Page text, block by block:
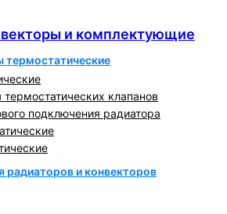
и комплектующие
термостатические
клапанов
подключения радиатора
и конвекторов